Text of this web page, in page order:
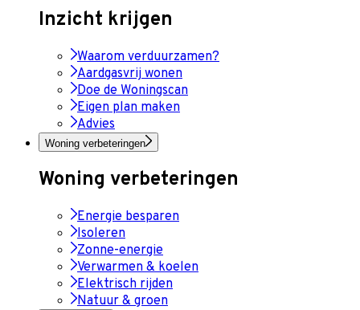
Inzicht krijgen
Waarom verduurzamen?
Aardgasvrij wonen
Doe de Woningscan
Eigen plan maken
Advies
Woning verbeteringen
Woning verbeteringen
Energie besparen
Isoleren
Zonne-energie
Verwarmen & koelen
Elektrisch rijden
Natuur & groen